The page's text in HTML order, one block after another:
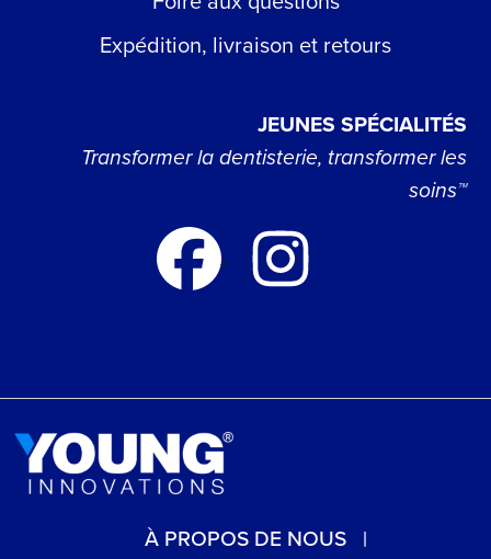
Expédition, livraison et retours
JEUNES SPÉCIALITÉS
Transformer la dentisterie, transformer les
soins™
À PROPOS DE NOUS